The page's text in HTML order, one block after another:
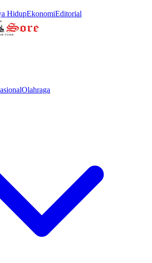
HidupEkonomiEditorial
Olahraga